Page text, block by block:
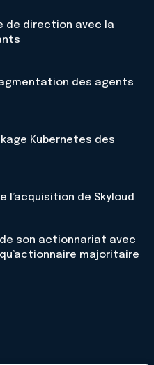
de direction avec la
des agents
Kubernetes des
l’acquisition de Skyloud
de son actionnariat avec
qu’actionnaire majoritaire